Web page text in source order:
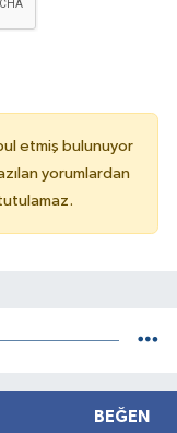
etmiş bulunuyor
yorumlardan
BEĞEN